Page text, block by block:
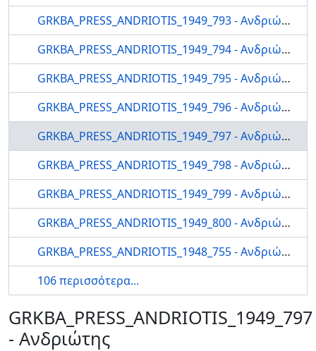
GRKBA_PRESS_ANDRIOTIS_1949_793 - Ανδριώτης
GRKBA_PRESS_ANDRIOTIS_1949_794 - Ανδριώτης
GRKBA_PRESS_ANDRIOTIS_1949_795 - Ανδριώτης
GRKBA_PRESS_ANDRIOTIS_1949_796 - Ανδριώτης
GRKBA_PRESS_ANDRIOTIS_1949_797 - Ανδριώτης
GRKBA_PRESS_ANDRIOTIS_1949_798 - Ανδριώτης
GRKBA_PRESS_ANDRIOTIS_1949_799 - Ανδριώτης
GRKBA_PRESS_ANDRIOTIS_1949_800 - Ανδριώτης
GRKBA_PRESS_ANDRIOTIS_1948_755 - Ανδριώτης
106 περισσότερα...
GRKBA_PRESS_ANDRIOTIS_1949_797
- Ανδριώτης